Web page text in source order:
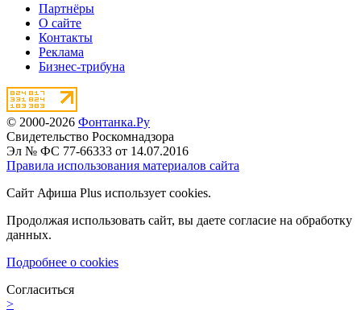
Партнёры
О сайте
Контакты
Реклама
Бизнес-трибуна
© 2000-2026 Фонтанка.Ру
Свидетельство Роскомнадзора
Эл № ФС 77-66333 от 14.07.2016
Правила использования материалов сайта
Сайт Афиша Plus использует cookies.
Продолжая использовать сайт, вы даете согласие на обработку
данных.
Подробнее о cookies
Согласиться
>